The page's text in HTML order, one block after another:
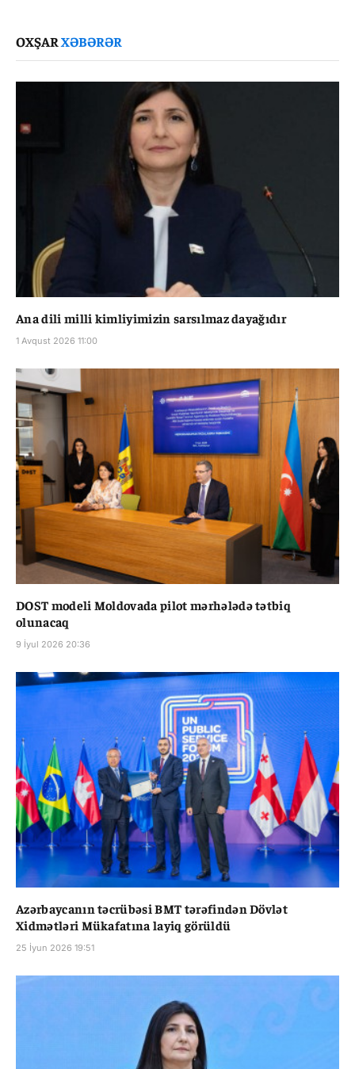
OXŞARXƏBƏRƏR
Ana dili milli kimliyimizin sarsılmaz dayağıdır
1 Avqust 2026 11:00
DOST modeli Moldovada pilot mərhələdə tətbiq
olunacaq
9 İyul 2026 20:36
Azərbaycanın təcrübəsi BMT tərəfindən Dövlət
Xidmətləri Mükafatına layiq görüldü
25 İyun 2026 19:51